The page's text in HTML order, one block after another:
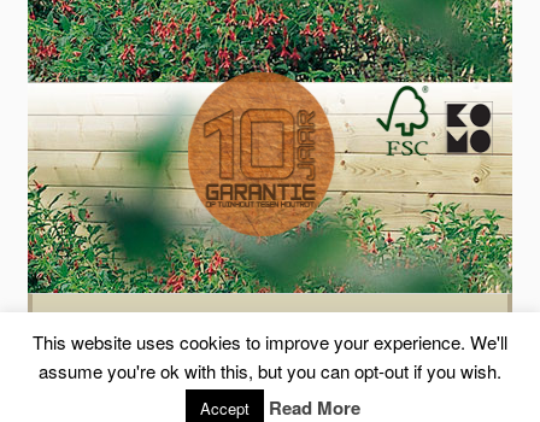
schuttinghelmond.nl
This website uses cookies to improve your experience. We'll
assume you're ok with this, but you can opt-out if you wish.
Accept Read More